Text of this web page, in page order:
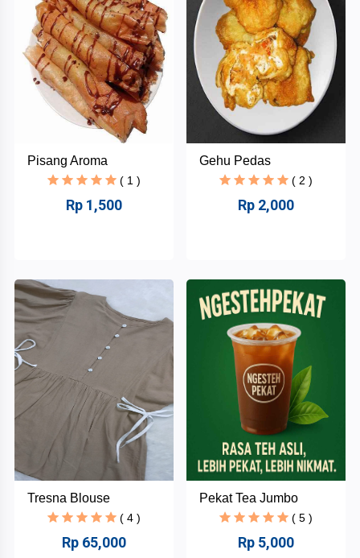
Pisang Aroma
( 1 )
Rp 1,500
Gehu Pedas
( 2 )
Rp 2,000
Tresna Blouse
( 4 )
Rp 65,000
Pekat Tea Jumbo
( 5 )
Rp 5,000